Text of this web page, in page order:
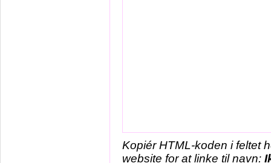
Kopiér HTML-koden i feltet
website for at linke til navn: